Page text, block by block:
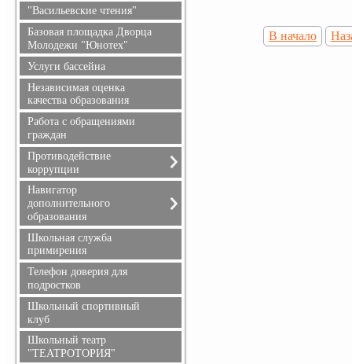
О центре "Точка роста"
Документы
Образовательные
программы
Педагоги
Материально-техническая
база
Мероприятия
Взаимодействие с
образовательными
организациями
Обратная связь (контакты,
социальные сети)
Достижения и результаты
обучающихся
"Васильевские чтения"
Базовая площадка Дворца
Молодежи "Юнотех"
Услуги бассейна
Независимая оценка
качества образования
Работа с обращениями
граждан
Противодействие
коррупции
Обращение руководителя
Телефоны доверия
Документы
Противодействие
коррупции
Навигатор
дополнительного
образования
Информация для родителей
Школьная служба
примирения
Телефон доверия для
подростков
Школьный спортивный
клуб
Школьный театр
"ТЕАТРОТОРИЯ"
В начало